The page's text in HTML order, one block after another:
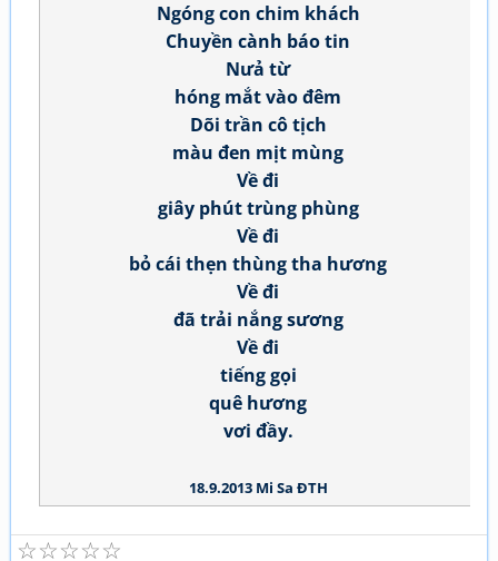
Ngóng con chim khách
Chuyền cành báo tin
Nưả từ
hóng mắt vào đêm
Dõi trần cô tịch
màu đen mịt mùng
Về đi
giây phút trùng phùng
Về đi
bỏ cái thẹn thùng tha hương
Về đi
đã trải nắng sương
Về đi
tiếng gọi
quê hương
vơi đầy.
18.9.2013 Mi Sa ĐTH
☆
☆
☆
☆
☆